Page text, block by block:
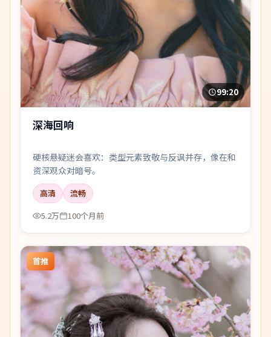
99:20
深海回响
硬核悬疑迷会喜欢：类型元素致敬与反讽并存，像在和
资深观众对暗号。
高清
流畅
5.2万
100个月前
首推